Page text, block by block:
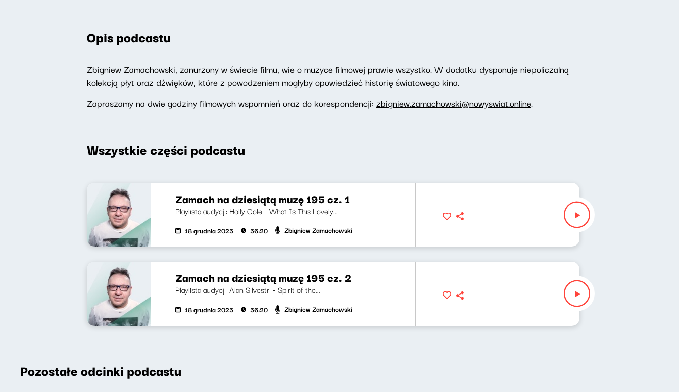
Opis podcastu
Zbigniew Zamachowski, zanurzony w świecie filmu, wie o muzyce filmowej prawie wszystko. W dodatku dysponuje niepoliczalną
kolekcją płyt oraz dźwięków, które z powodzeniem mogłyby opowiedzieć historię światowego kina.
Zapraszamy na dwie godziny filmowych wspomnień oraz do korespondencji: zbigniew.zamachowski@nowyswiat.online.
Wszystkie części podcastu
Zamach na dziesiątą muzę 195 cz. 1
Playlista audycji: Holly Cole - What Is This Lovely...
18 grudnia 2025 56:20 Zbigniew Zamachowski
Zamach na dziesiątą muzę 195 cz. 2
Playlista audycji: Alan Silvestri - Spirit of the...
18 grudnia 2025 56:20 Zbigniew Zamachowski
Pozostałe odcinki podcastu